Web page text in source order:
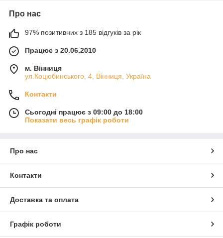
Про нас
97% позитивних з 185 відгуків за рік
Працює з 20.06.2010
м. Вінниця
ул.Коцюбинського, 4, Вінниця, Україна
Контакти
Сьогодні працює з 09:00 до 18:00
Показати весь графік роботи
Про нас
Контакти
Доставка та оплата
Графік роботи